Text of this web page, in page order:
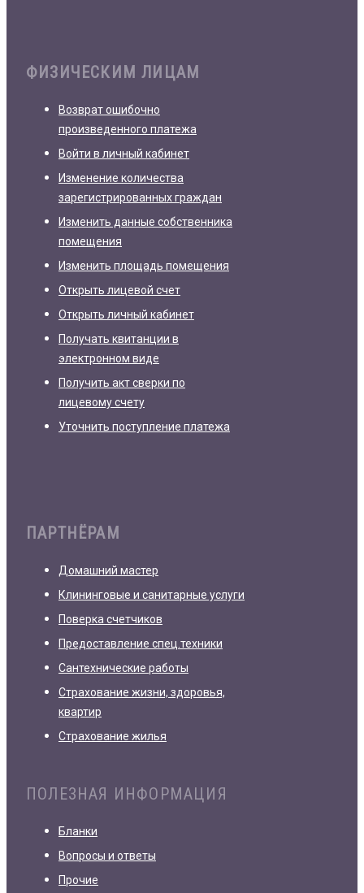
ФИЗИЧЕСКИМ ЛИЦАМ
Возврат ошибочно
произведенного платежа
Войти в личный кабинет
Изменение количества
зарегистрированных граждан
Изменить данные собственника
помещения
Изменить площадь помещения
Открыть лицевой счет
Открыть личный кабинет
Получать квитанции в
электронном виде
Получить акт сверки по
лицевому счету
Уточнить поступление платежа
ПАРТНЁРАМ
Домашний мастер
Клининговые и санитарные услуги
Поверка счетчиков
Предоставление спец.техники
Сантехнические работы
Страхование жизни, здоровья,
квартир
Страхование жилья
ПОЛЕЗНАЯ ИНФОРМАЦИЯ
Бланки
Вопросы и ответы
Прочие